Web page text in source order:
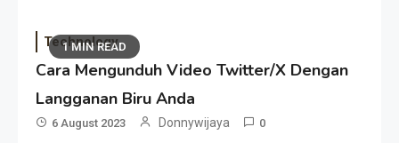
1 MIN READ
Technology
Cara Mengunduh Video Twitter/X Dengan
Langganan Biru Anda
6 August 2023 Donnywijaya 0